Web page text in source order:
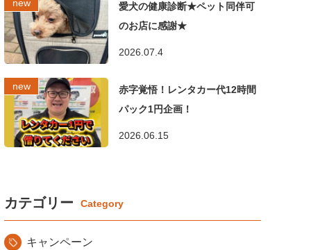
愛犬の健康診断★ペット同伴可
のお店に感謝★
2026.07.4
赤字覚悟！レンタカー代12時間
パック1円企画！
2026.06.15
カテゴリー
キャンペーン